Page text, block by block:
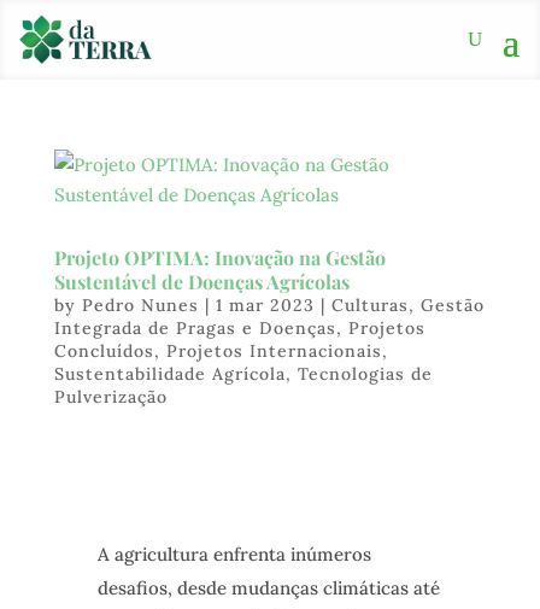
Projeto OPTIMA: Inovação na Gestão
Sustentável de Doenças Agrícolas
by Pedro Nunes | 1 mar 2023 | Culturas, Gestão
Integrada de Pragas e Doenças, Projetos
Concluídos, Projetos Internacionais,
Sustentabilidade Agrícola, Tecnologias de
Pulverização
A agricultura enfrenta inúmeros
desafios, desde mudanças climáticas até